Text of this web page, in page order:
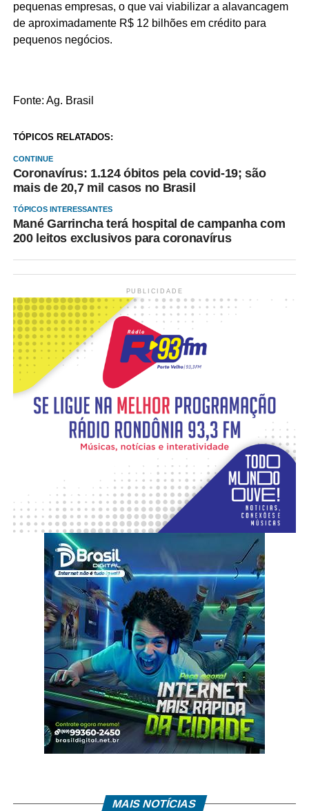
pequenas empresas, o que vai viabilizar a alavancagem
de aproximadamente R$ 12 bilhões em crédito para
pequenos negócios.
Fonte: Ag. Brasil
TÓPICOS RELATADOS:
CONTINUE
Coronavírus: 1.124 óbitos pela covid-19; são
mais de 20,7 mil casos no Brasil
TÓPICOS INTERESSANTES
Mané Garrincha terá hospital de campanha com
200 leitos exclusivos para coronavírus
PUBLICIDADE
MAIS NOTÍCIAS